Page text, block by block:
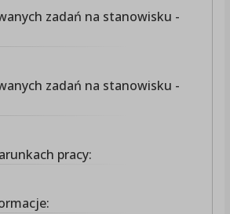
zadań na stanowisku -
zadań na stanowisku -
pracy: